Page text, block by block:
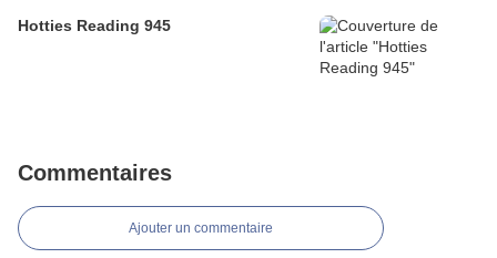
Hotties Reading 945
Commentaires
Ajouter un commentaire